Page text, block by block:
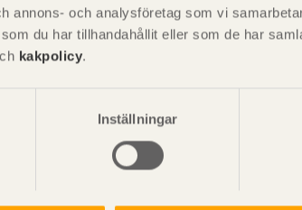
annons- och analysföretag som vi
du har tillhandahållit eller som de har
kakpolicy.
Inställningar